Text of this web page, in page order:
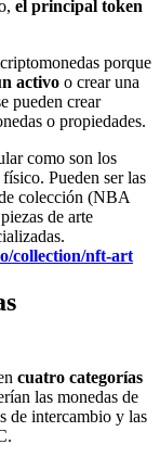
el principal token
porque
activo o crear una
pueden crear
o propiedades.
como son los
Pueden ser las
colección (NBA
de arte
collection/nft-art
cuatro categorías
las monedas de
de intercambio y las